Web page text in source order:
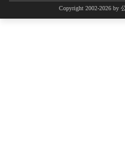
Copyright 2002-2026 by